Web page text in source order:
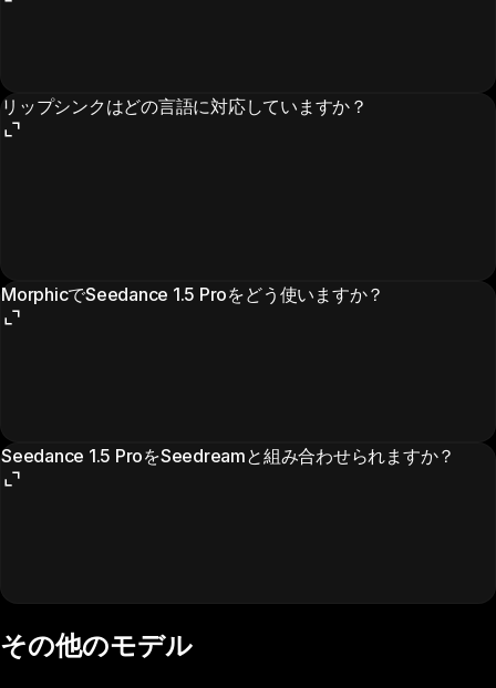
リップシンクはどの言語に対応していますか？
MorphicでSeedance 1.5 Proをどう使いますか？
Seedance 1.5 ProをSeedreamと組み合わせられますか？
その他のモデル